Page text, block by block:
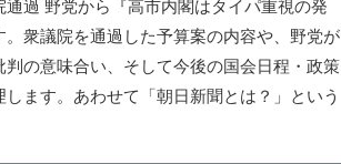
過 野党から『高市内閣はタイパ重視の発
衆議院を通過した予算案の内容や、野党が
の意味合い、そして今後の国会日程・政策
ます。あわせて「朝日新聞とは？」という